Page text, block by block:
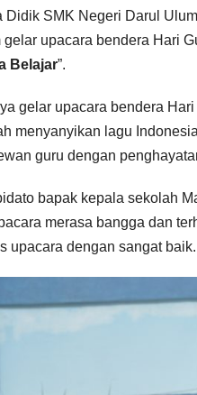
Didik SMK Negeri Darul
upacara bendera Hari
Belajar”.
upacara bendera Hari
menyanyikan lagu
guru dengan
bapak kepala sekolah
merasa bangga dan
upacara dengan sangat baik.